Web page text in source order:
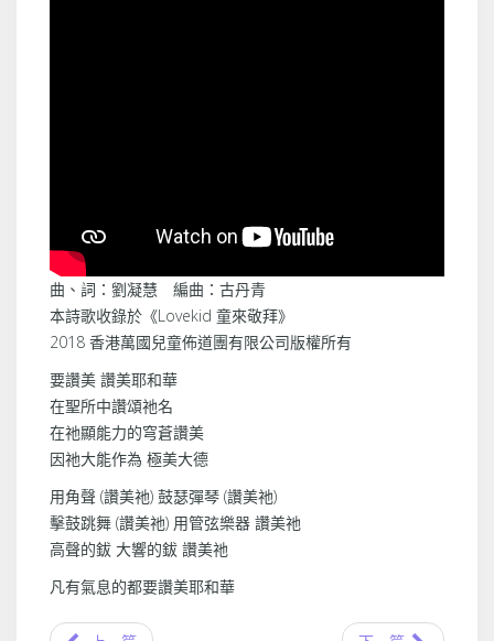
曲、詞：劉凝慧 編曲：古丹青
本詩歌收錄於《Lovekid 童來敬拜》
2018 香港萬國兒童佈道團有限公司版權所有
要讚美 讚美耶和華
在聖所中讚頌祂名
在祂顯能力的穹蒼讚美
因祂大能作為 極美大德
用角聲 (讚美祂) 鼓瑟彈琴 (讚美祂)
擊鼓跳舞 (讚美祂) 用管弦樂器 讚美祂
高聲的鈸 大響的鈸 讚美祂
凡有氣息的都要讚美耶和華